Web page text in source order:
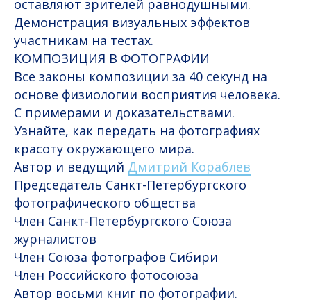
оставляют зрителей равнодушными.
Демонстрация визуальных эффектов
участникам на тестах.
КОМПОЗИЦИЯ В ФОТОГРАФИИ
Все законы композиции за 40 секунд на
основе физиологии восприятия человека.
С примерами и доказательствами.
Узнайте, как передать на фотографиях
красоту окружающего мира.
Автор и ведущий Дмитрий Кораблев
Председатель Санкт-Петербургского
фотографического общества
Член Санкт-Петербургского Союза
журналистов
Член Союза фотографов Сибири
Член Российского фотосоюза
Автор восьми книг по фотографии.